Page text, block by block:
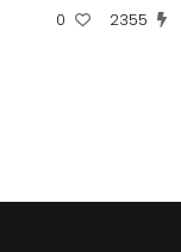
2355
0